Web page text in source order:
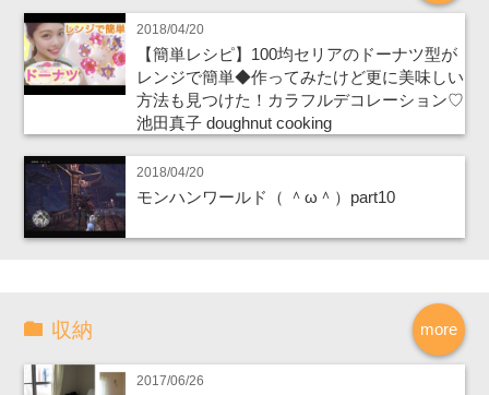
2018/04/20
【簡単レシピ】100均セリアのドーナツ型が
レンジで簡単◆作ってみたけど更に美味しい
方法も見つけた！カラフルデコレーション♡
池田真子 doughnut cooking
2018/04/20
モンハンワールド（ ＾ω＾）part10
more
収納
2017/06/26